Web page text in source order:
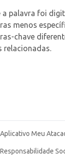
a palavra foi
menos
chave
relacionadas.
Aplicativo Meu
Responsabilidade